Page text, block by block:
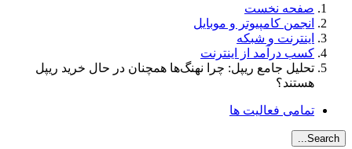
صفحه نخست
انجمن کامپیوتر و موبایل
اینترنت و شبکه
کسب درآمد از اینترنت
تحلیل جامع ریپل: چرا نهنگ‌ها همچنان در حال خرید ریپل
هستند؟
تمامی فعالیت ها